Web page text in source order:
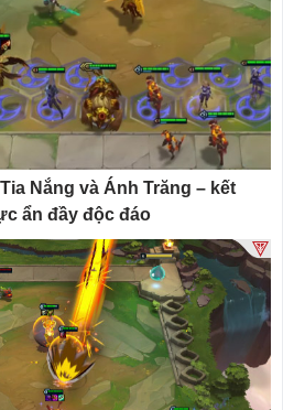
Nắng và Ánh Trăng – kết
ẩn đầy độc đáo